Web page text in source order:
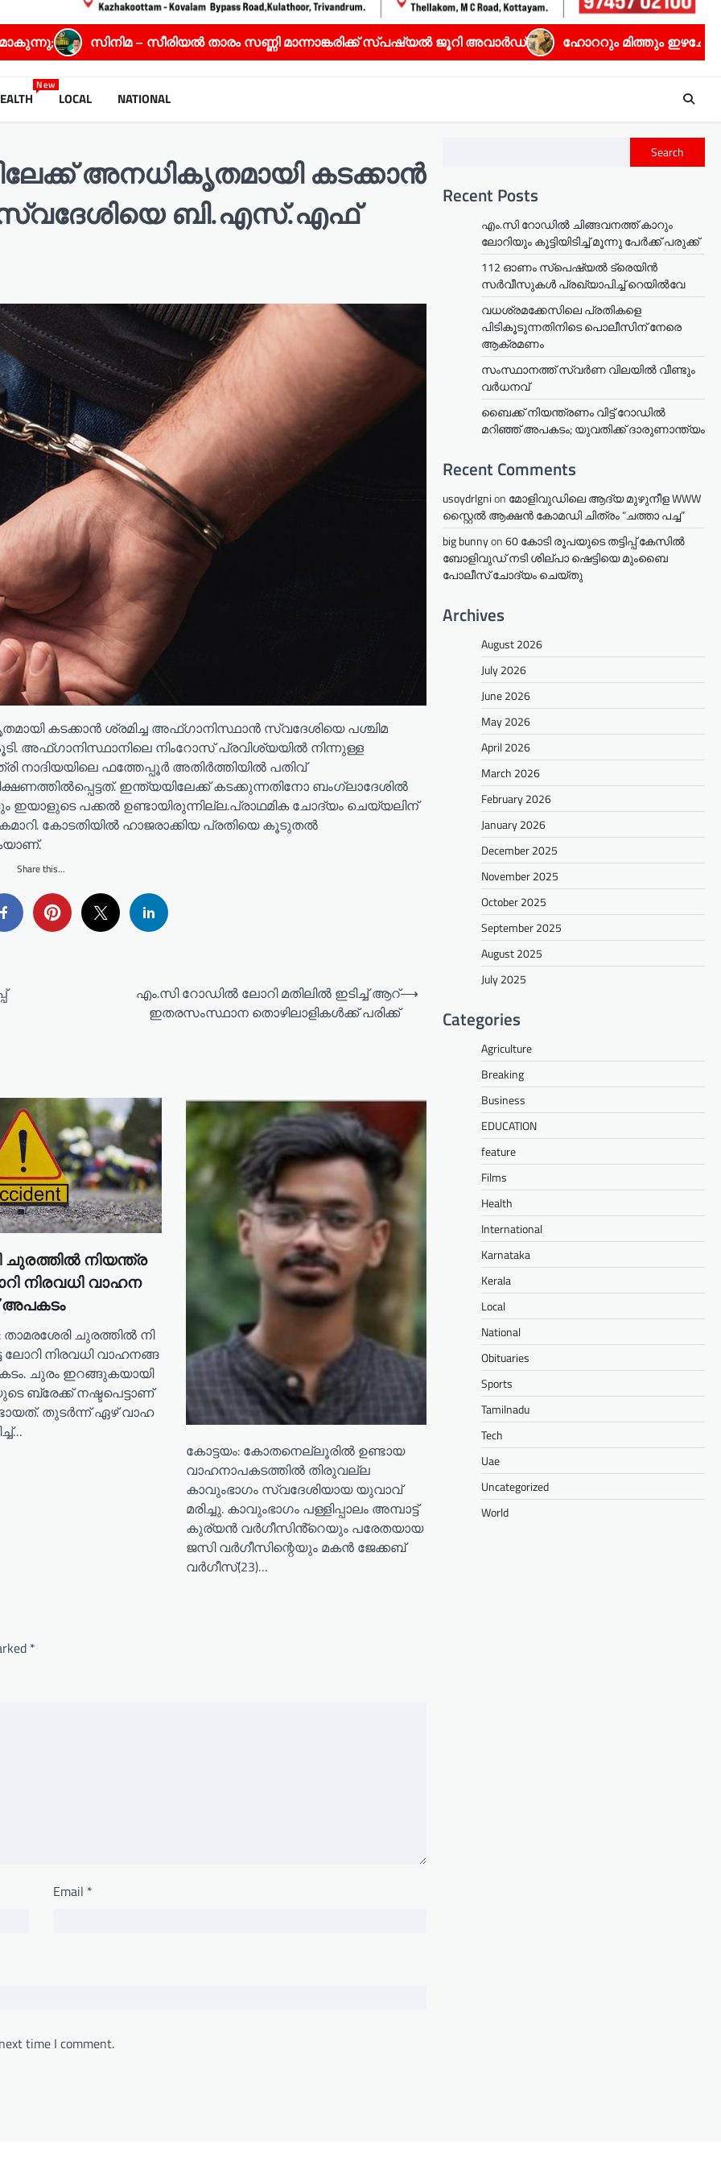
– സീരിയൽ താരം സണ്ണി മാന്നാങ്കരിക്ക് സ്പഷ്യൽ ജൂറി അവാർഡ് ഹോററും മിത്തും ഇഴചേർന്ന ധ്യാൻ
New
LOCAL NATIONAL
അനധികൃതമായി കടക്കാന്‍
സ്വദേശിയെ ബി.എസ്.എഫ്
കടക്കാന്‍ ശ്രമിച്ച അഫ്ഗാനിസ്ഥാന്‍ സ്വദേശിയെ പശ്ചിമ
അഫ്ഗാനിസ്ഥാനിലെ നിംറോസ് പ്രവിശ്യയില്‍ നിന്നുള്ള
നാദിയയിലെ ഫത്തേപ്പൂര്‍ അതിര്‍ത്തിയില്‍ പതിവ്
ഇന്ത്യയിലേക്ക് കടക്കുന്നതിനോ ബംഗ്ലാദേശില്‍
പക്കല്‍ ഉണ്ടായിരുന്നില്ല.പ്രാഥമിക ചോദ്യം ചെയ്യലിന്
കോടതിയില്‍ ഹാജരാക്കിയ പ്രതിയെ കൂടുതല്‍
Share this...
എം.സി റോഡിൽ ലോറി മതിലിൽ ഇടിച്ച് ആറ്
ഇതരസംസ്ഥാന തൊഴിലാളികൾക്ക് പരിക്ക്
⟶
ചു​ര​ത്തി​ൽ നി​യ​ന്ത്ര​
നി​ര​വ​ധി വാ​ഹ​ന​
അ​പ​ക​ടം
താ​മ​ര​ശേ​രി ചു​ര​ത്തി​ൽ നി​
ലോ​റി നി​ര​വ​ധി വാ​ഹ​ന​ങ്ങ​
ചു​രം ഇ​റ​ങ്ങു​ക​യാ​യി​
ബ്രേ​ക്ക് ന​ഷ്ട​പെട്ടാണ്
തു​ട​ർ​ന്ന് ഏ​ഴ് വാ​ഹ​
കോട്ടയം: കോതനെല്ലൂരില്‍ ഉണ്ടായ
വാഹനാപകടത്തില്‍ തിരുവല്ല
കാവുംഭാഗം സ്വദേശിയായ യുവാവ്
മരിച്ചു. കാവുംഭാഗം പള്ളിപ്പാലം അമ്പാട്ട്
കുര്യൻ വർഗീസിൻ്റെയും പരേതയായ
ജസി വര്‍ഗീസിന്റെയും മകന്‍ ജേക്കബ്
വര്‍ഗീസ്(23)…
*
Email *
time I comment.
Search
Recent Posts
എം.സി റോഡിൽ ചിങ്ങവനത്ത് കാറും
ലോറിയും കൂട്ടിയിടിച്ച് മൂന്നു പേർക്ക് പരുക്ക്
112 ഓണം സ്പെഷ്യൽ ട്രെയിൻ
സർവീസുകൾ പ്രഖ്യാപിച്ച് റെയിൽവേ
വധശ്രമക്കേസിലെ പ്രതികളെ
പിടികൂടുന്നതിനിടെ പൊലീസിന് നേരെ
ആക്രമണം
സംസ്ഥാനത്ത് സ്വർണ വിലയിൽ വീണ്ടും
വർധനവ്
ബൈക്ക് നിയന്ത്രണം വിട്ട് റോഡില്‍
മറിഞ്ഞ് അപകടം; യുവതിക്ക് ദാരുണാന്ത്യം
Recent Comments
usoydrlgnion മോളിവുഡിലെ ആദ്യ മുഴുനീള WWW
സ്റ്റൈൽ ആക്ഷൻ കോമഡി ചിത്രം “ചത്താ പച്ച”
big bunnyon60 കോടി രൂപയുടെ തട്ടിപ്പ് കേസിൽ
ബോളിവുഡ് നടി ശില്പാ ഷെട്ടിയെ മുംബൈ
പോലീസ് ചോദ്യം ചെയ്തു
Archives
August 2026
July 2026
June 2026
May 2026
April 2026
March 2026
February 2026
January 2026
December 2025
November 2025
October 2025
September 2025
August 2025
July 2025
Categories
Agriculture
Breaking
Business
EDUCATION
feature
Films
Health
International
Karnataka
Kerala
Local
National
Obituaries
Sports
Tamilnadu
Tech
Uae
Uncategorized
World